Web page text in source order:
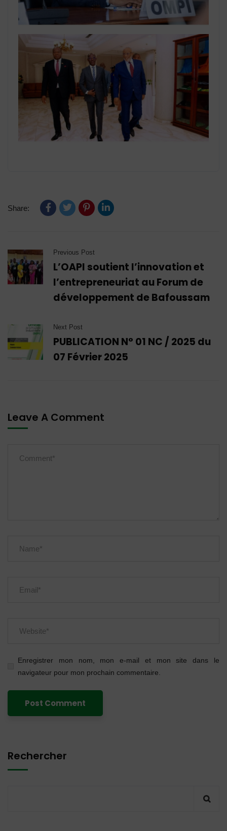
Share:
Previous Post
L’OAPI soutient l’innovation et
l’entrepreneuriat au Forum de
développement de Bafoussam
Next Post
PUBLICATION N° 01 NC / 2025 du
07 Février 2025
Leave A Comment
Enregistrer mon nom, mon e-mail et mon site dans le
navigateur pour mon prochain commentaire.
Rechercher